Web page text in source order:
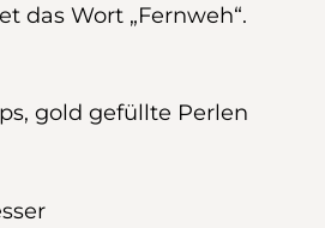
das Wort „Fernweh“.
gold gefüllte Perlen